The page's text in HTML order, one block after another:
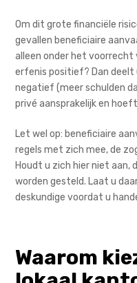
Om dit grote financiële
gevallen beneficiaire
alleen onder het voorrecht
erfenis positief? Dan deelt
negatief (meer schulden
privé aansprakelijk en
Let wel op: beneficiaire
regels met zich mee, de
Houdt u zich hier niet aan,
worden gesteld. Laat u
deskundige voordat u
Waarom